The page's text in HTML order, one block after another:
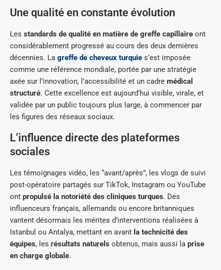
Une qualité en constante évolution
Les standards de qualité en matière de greffe capillaire ont
considérablement progressé au cours des deux dernières
décennies. La greffe de cheveux turquie s’est imposée
comme une référence mondiale, portée par une stratégie
axée sur l’innovation, l’accessibilité et un cadre médical
structuré. Cette excellence est aujourd’hui visible, virale, et
validée par un public toujours plus large, à commencer par
les figures des réseaux sociaux.
L’influence directe des plateformes
sociales
Les témoignages vidéo, les “avant/après”, les vlogs de suivi
post-opératoire partagés sur TikTok, Instagram ou YouTube
ont propulsé la notoriété des cliniques turques. Des
influenceurs français, allemands ou encore britanniques
vantent désormais les mérites d’interventions réalisées à
Istanbul ou Antalya, mettant en avant la technicité des
équipes, les résultats naturels obtenus, mais aussi la prise
en charge globale.